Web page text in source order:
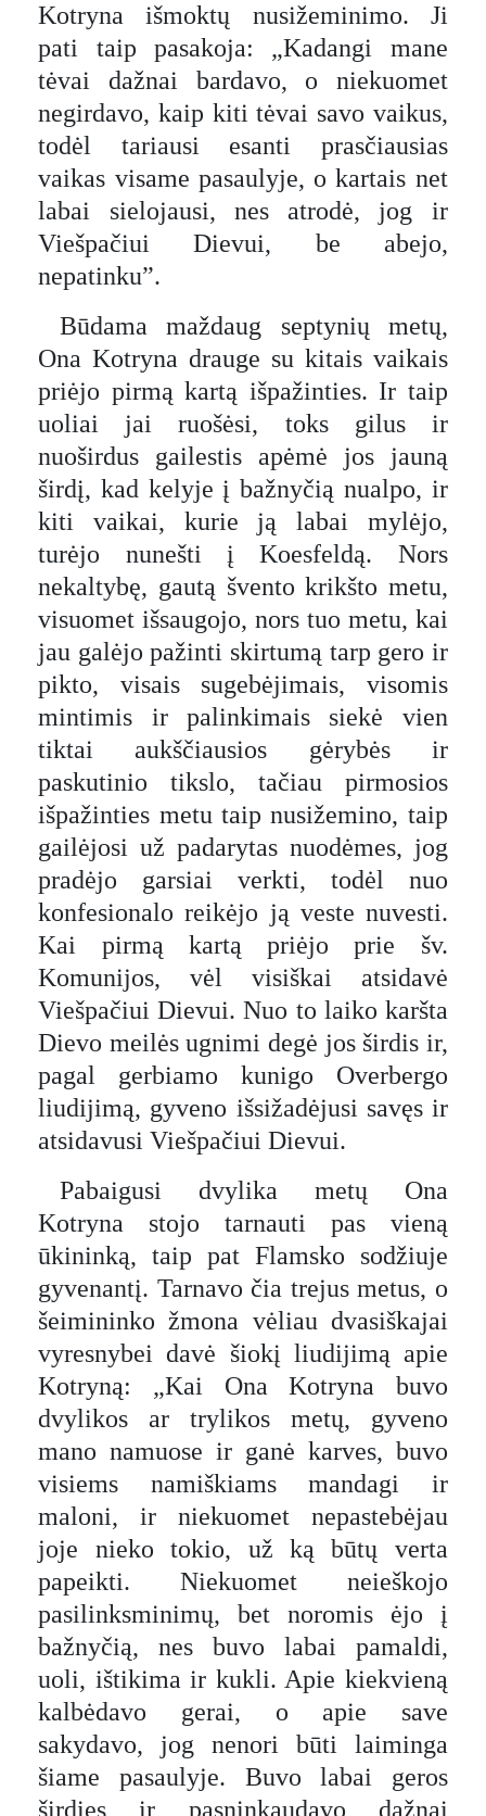
Kotryna išmoktų nusižeminimo. Ji
pati taip pasakoja: „Kadangi mane
tėvai dažnai bardavo, o niekuomet
negirdavo, kaip kiti tėvai savo vaikus,
todėl tariausi esanti prasčiausias
vaikas visame pasaulyje, o kartais net
labai sielojausi, nes atrodė, jog ir
Viešpačiui Dievui, be abejo,
nepatinku”.
Būdama maždaug septynių metų,
Ona Kotryna drauge su kitais vaikais
priėjo pirmą kartą išpažinties. Ir taip
uoliai jai ruošėsi, toks gilus ir
nuoširdus gailestis apėmė jos jauną
širdį, kad kelyje į bažnyčią nualpo, ir
kiti vaikai, kurie ją labai mylėjo,
turėjo nunešti į Koesfeldą. Nors
nekaltybę, gautą švento krikšto metu,
visuomet išsaugojo, nors tuo metu, kai
jau galėjo pažinti skirtumą tarp gero ir
pikto, visais sugebėjimais, visomis
mintimis ir palinkimais siekė vien
tiktai aukščiausios gėrybės ir
paskutinio tikslo, tačiau pirmosios
išpažinties metu taip nusižemino, taip
gailėjosi už padarytas nuodėmes, jog
pradėjo garsiai verkti, todėl nuo
konfesionalo reikėjo ją veste nuvesti.
Kai pirmą kartą priėjo prie šv.
Komunijos, vėl visiškai atsidavė
Viešpačiui Dievui. Nuo to laiko karšta
Dievo meilės ugnimi degė jos širdis ir,
pagal gerbiamo kunigo Overbergo
liudijimą, gyveno išsižadėjusi savęs ir
atsidavusi Viešpačiui Dievui.
Pabaigusi dvylika metų Ona
Kotryna stojo tarnauti pas vieną
ūkininką, taip pat Flamsko sodžiuje
gyvenantį. Tarnavo čia trejus metus, o
šeimininko žmona vėliau dvasiškajai
vyresnybei davė šiokį liudijimą apie
Kotryną: „Kai Ona Kotryna buvo
dvylikos ar trylikos metų, gyveno
mano namuose ir ganė karves, buvo
visiems namiškiams mandagi ir
maloni, ir niekuomet nepastebėjau
joje nieko tokio, už ką būtų verta
papeikti. Niekuomet neieškojo
pasilinksminimų, bet noromis ėjo į
bažnyčią, nes buvo labai pamaldi,
uoli, ištikima ir kukli. Apie kiekvieną
kalbėdavo gerai, o apie save
sakydavo, jog nenori būti laiminga
šiame pasaulyje. Buvo labai geros
širdies ir pasninkaudavo dažnai